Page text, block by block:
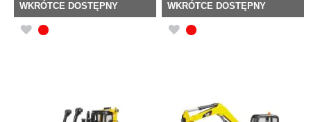
WKRÓTCE DOSTĘPNY
DODAJ
WKRÓTCE DOSTĘPNY
DODAJ
ŻYCZEŃ